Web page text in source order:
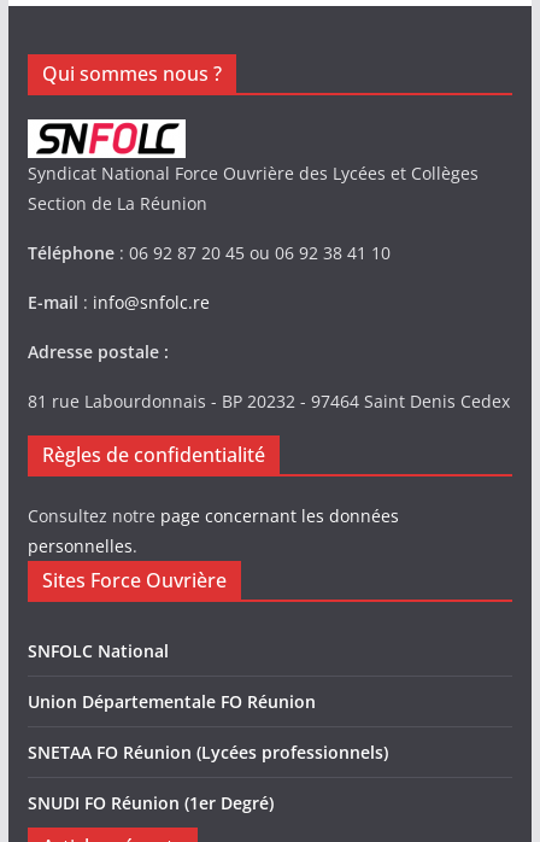
Qui sommes nous ?
Syndicat National Force Ouvrière des Lycées et Collèges
Section de La Réunion
Téléphone: 06 92 87 20 45 ou 06 92 38 41 10
E-mail : info@snfolc.re
Adresse postale :
81 rue Labourdonnais - BP 20232 - 97464 Saint Denis Cedex
Règles de confidentialité
Consultez notre page concernant les données
personnelles.
Sites Force Ouvrière
SNFOLC National
Union Départementale FO Réunion
SNETAA FO Réunion (Lycées professionnels)
SNUDI FO Réunion (1er Degré)